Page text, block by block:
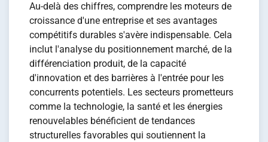
Au-delà des chiffres, comprendre les moteurs de
croissance d'une entreprise et ses avantages
compétitifs durables s'avère indispensable. Cela
inclut l'analyse du positionnement marché, de la
différenciation produit, de la capacité
d'innovation et des barrières à l'entrée pour les
concurrents potentiels. Les secteurs prometteurs
comme la technologie, la santé et les énergies
renouvelables bénéficient de tendances
structurelles favorables qui soutiennent la